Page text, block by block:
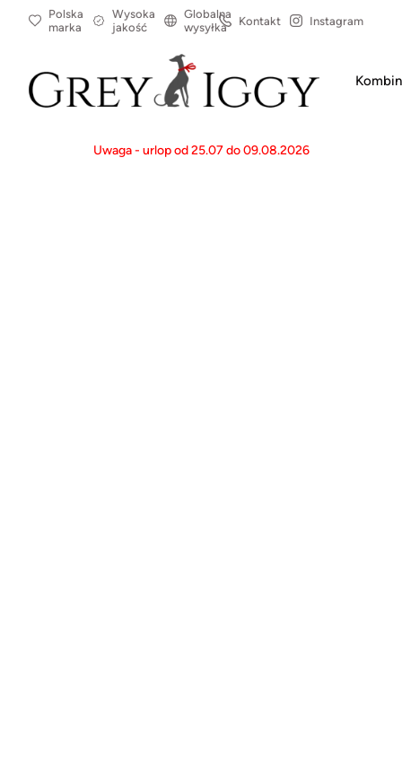
Polska
marka
Wysoka
jakość
Globalna
wysyłka
Kontakt Instagram
Uwaga - urlop od 25.07 do 09.08.2026